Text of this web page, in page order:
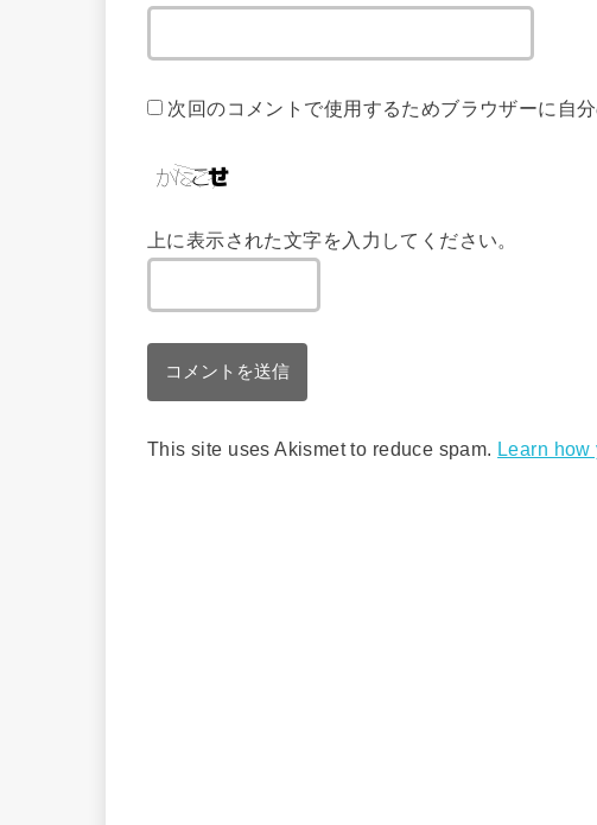
次回のコメントで使用するためブラウザーに自
上に表示された文字を入力してください。
This site uses Akismet to reduce spam. Learn how